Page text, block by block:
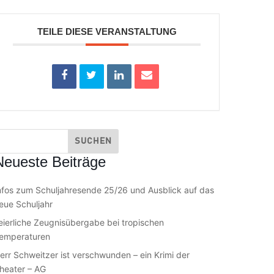
TEILE DIESE VERANSTALTUNG
Beiträge
zum Schuljahresende 25/26 und Ausblick auf das
Schuljahr
Zeugnisübergabe bei tropischen
Schweitzer ist verschwunden – ein Krimi der
– AG